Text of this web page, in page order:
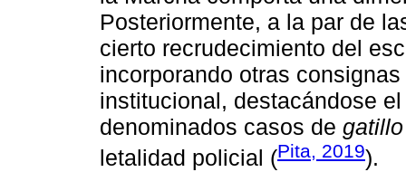
Posteriormente, a la par de
cierto recrudecimiento del
incorporando otras
institucional, destacándose
denominados casos de
letalidad policial (Pita, 2019).